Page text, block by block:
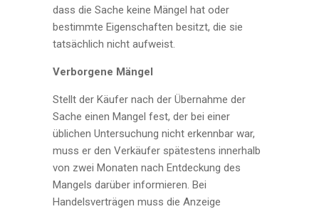
dass die Sache keine Mängel hat oder
bestimmte Eigenschaften besitzt, die sie
tatsächlich nicht aufweist.
Verborgene Mängel
Stellt der Käufer nach der Übernahme der
Sache einen Mangel fest, der bei einer
üblichen Untersuchung nicht erkennbar war,
muss er den Verkäufer spätestens innerhalb
von zwei Monaten nach Entdeckung des
Mangels darüber informieren. Bei
Handelsverträgen muss die Anzeige